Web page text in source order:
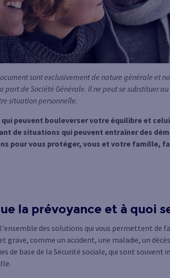
sont exclusivement de nature générale et
part de Société Générale. Il ne peut se substituer
situation personnelle.
peuvent bouleverser votre équilibre et
de situations qui peuvent entraîner des
pour vous protéger, vous et votre famille,
la prévoyance et à quoi
des solutions qui vous permettent de
grave, comme un accident, une maladie, un
de base de la Sécurité sociale, qui sont souvent